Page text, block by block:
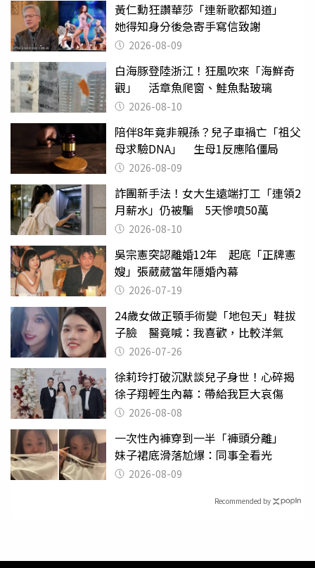
黃仁勳狂讚華莎「連新歌都知道」
她得知身分後急寄手寫信致謝
2026-08-09
白海豚登陸浙江！狂風吹來「海鮮奇
觀」 活章魚爬窗、鮭魚黏玻璃
2026-08-10
陪伴8年竟非親孫？兒子車禍亡「祖父
母求驗DNA」 生母1反應陷僵局
2026-08-09
詐團新手法！女大生遠端打工「連領2
月薪水」仍被騙 5天慘噴50萬
2026-08-10
吳宗憲突認離婚12年 起底「正牌憲
嫂」張葳葳當年隱婚內幕
2026-07-19
24歲女做正顎手術變「地包天」鞋拔
子臉 醫竟喊：我喜歡，比較洋氣
2026-07-26
徐莉玲打破沉默談兒子身世！心碎揭
徐子翔輕生內幕：帶給我巨大哀傷
2026-08-08
一次性內褲穿到一半「褲頭分離」
妹子裙底滑落尬爆：同事全看光
2026-08-09
Recommended by